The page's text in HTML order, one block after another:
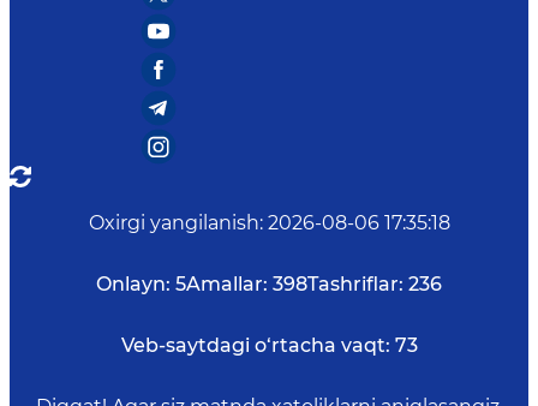
Oxirgi yangilanish: 2026-08-06 17:35:18
Onlayn: 5Amallar: 398Tashriflar: 236
Veb-saytdagi o‘rtacha vaqt: 73